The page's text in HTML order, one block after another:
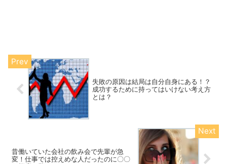
失敗の原因は結局は自分自身にある！？
成功するために持ってはいけない考え方
とは？
昔働いていた会社の飲み会で先輩が急
変！仕事では控えめな人だったのに〇〇